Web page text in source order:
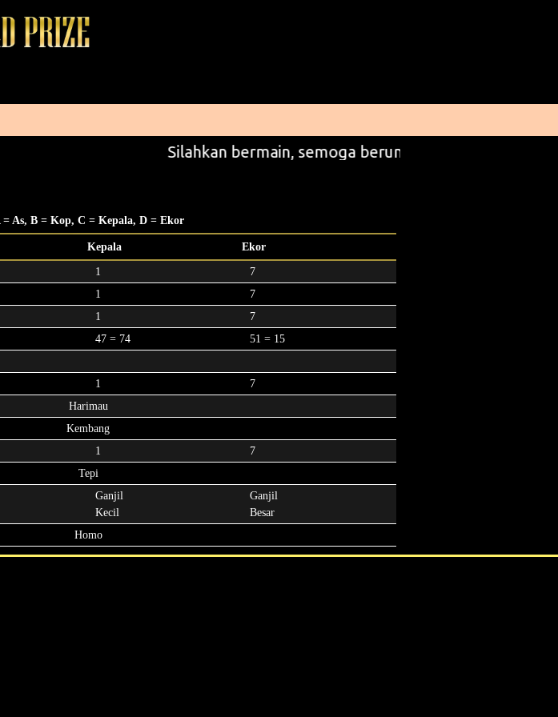
Silahkan bermain, semoga beruntung
= As, B = Kop, C = Kepala, D = Ekor
Kepala Ekor
1
7
1
7
1
7
47 = 74
51 = 15
1
7
Harimau
Kembang
1
7
Tepi
Ganjil
Kecil
Ganjil
Besar
Homo